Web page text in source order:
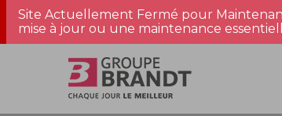
Site Actuellement Fermé pour
mise à jour ou une maintenance